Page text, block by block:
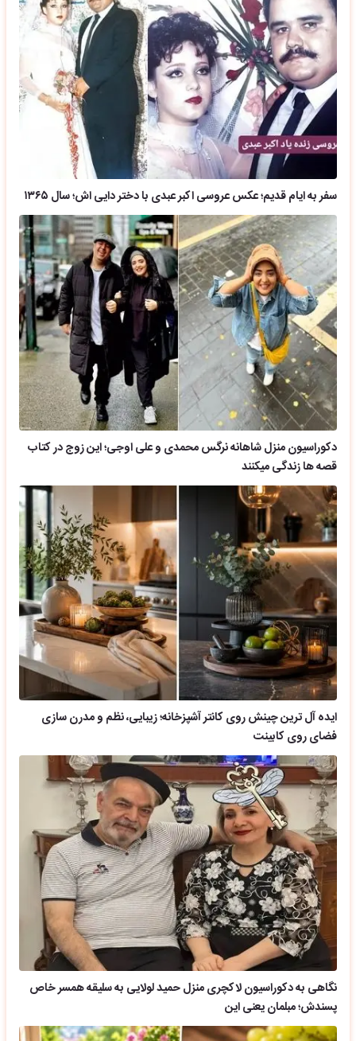
سفر به ایام قدیم؛ عکس عروسی اکبر عبدی با دختر دایی اش؛ سال ۱۳۶۵
دکوراسیون منزل شاهانه نرگس محمدی و علی اوجی؛ این زوج در کتاب
قصه ها زندگی میکنند
ایده آل ترین چینش روی کانتر آشپزخانه؛ زیبایی، نظم و مدرن سازی
فضای روی کابینت
نگاهی به دکوراسیون لاکچری منزل حمید لولایی به سلیقه همسر خاص
پسندش؛ مبلمان یعنی این